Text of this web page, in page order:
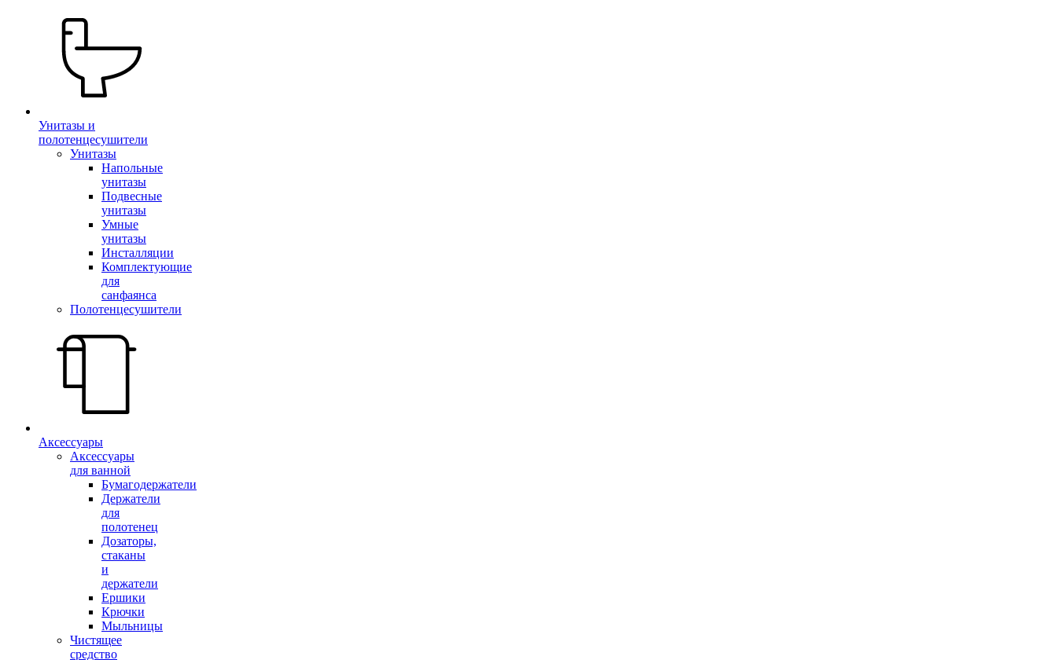
Унитазы и
полотенцесушители
Унитазы
Напольные
унитазы
Подвесные
унитазы
Умные
унитазы
Инсталляции
Комплектующие
для
санфаянса
Полотенцесушители
Аксессуары
Аксессуары
для ванной
Бумагодержатели
Держатели
для
полотенец
Дозаторы,
стаканы
и
держатели
Ершики
Крючки
Мыльницы
Чистящее
средство